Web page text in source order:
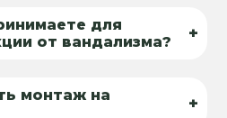
для
от вандализма?
+
монтаж на
+